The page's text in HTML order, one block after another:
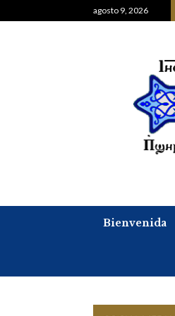
agosto 9, 2026
6 de enero del…
Bienvenida